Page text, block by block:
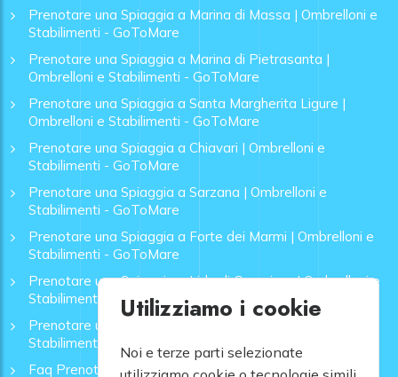
Prenotare una Spiaggia a Marina di Massa | Ombrelloni e
Stabilimenti - GoToMare
Prenotare una Spiaggia a Marina di Pietrasanta |
Ombrelloni e Stabilimenti - GoToMare
Prenotare una Spiaggia a Santa Margherita Ligure |
Ombrelloni e Stabilimenti - GoToMare
Prenotare una Spiaggia a Chiavari | Ombrelloni e
Stabilimenti - GoToMare
Prenotare una Spiaggia a Sarzana | Ombrelloni e
Stabilimenti - GoToMare
Prenotare una Spiaggia a Forte dei Marmi | Ombrelloni e
Stabilimenti - GoToMare
Prenotare una Spiaggia a Lido di Camaiore | Ombrelloni e
Stabilimenti - GoToMare
Prenotare una Spiaggia a Rapallo | Ombrelloni e
Stabilimenti - GoToMare
Faq Prenotazione Spiagge
Utilizziamo i cookie
Noi e terze parti selezionate